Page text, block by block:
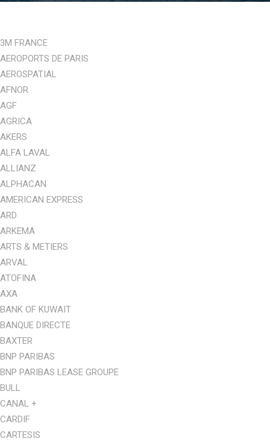
3M FRANCE
AEROPORTS DE PARIS
AEROSPATIAL
AFNOR
AGF
AGRICA
AKERS
ALFA LAVAL
ALLIANZ
ALPHACAN
AMERICAN EXPRESS
ARD
ARKEMA
ARTS & METIERS
ARVAL
ATOFINA
AXA
BANK OF KUWAIT
BANQUE DIRECTE
BAXTER
BNP PARIBAS
BNP PARIBAS LEASE GROUPE
BULL
CANAL +
CARDIF
CARTESIS